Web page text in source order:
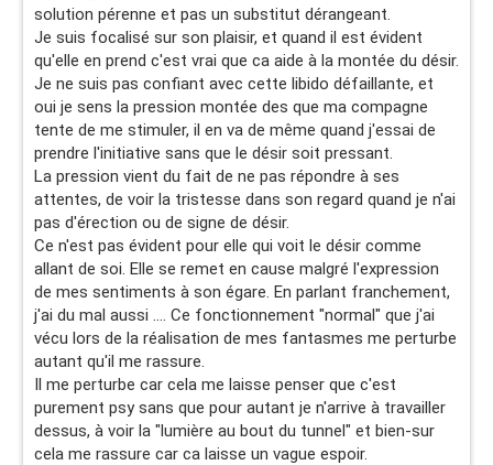
solution pérenne et pas un substitut dérangeant.
Je suis focalisé sur son plaisir, et quand il est évident
qu'elle en prend c'est vrai que ca aide à la montée du désir.
Je ne suis pas confiant avec cette libido défaillante, et
oui je sens la pression montée des que ma compagne
tente de me stimuler, il en va de même quand j'essai de
prendre l'initiative sans que le désir soit pressant.
La pression vient du fait de ne pas répondre à ses
attentes, de voir la tristesse dans son regard quand je n'ai
pas d'érection ou de signe de désir.
Ce n'est pas évident pour elle qui voit le désir comme
allant de soi. Elle se remet en cause malgré l'expression
de mes sentiments à son égare. En parlant franchement,
j'ai du mal aussi .... Ce fonctionnement "normal" que j'ai
vécu lors de la réalisation de mes fantasmes me perturbe
autant qu'il me rassure.
Il me perturbe car cela me laisse penser que c'est
purement psy sans que pour autant je n'arrive à travailler
dessus, à voir la "lumière au bout du tunnel" et bien-sur
cela me rassure car ca laisse un vague espoir.